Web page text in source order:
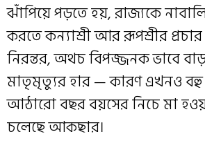
ঝাঁপিয়ে পড়তে হয়, রাজ্যকে
করতে কন্যাশ্রী আর রূপশ্রীর
নিরন্তর, অথচ বিপজ্জনক ভাবে
মাতৃমৃত্যুর হার — কারণ এখনও বহু
আঠারো বছর বয়সের নিচে মা
চলেছে আকছার।